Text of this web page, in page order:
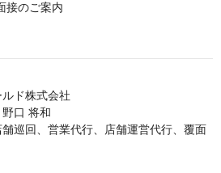
接のご案内
ド株式会社
口 将和
巡回、営業代行、店舗運営代行、覆面